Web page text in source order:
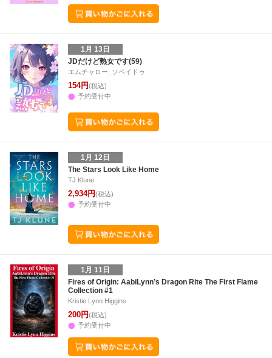
1月 13日
JDだけど熟女です(59)
エムチャロー, ソペイドゥ
154円(税込)
予約受付中
1月 12日
The Stars Look Like Home
TJ Klune
2,934円(税込)
予約受付中
1月 11日
Fires of Origin: AabiLynn’s Dragon Rite The First Flame
Collection #1
Kristie Lynn Higgins
200円(税込)
予約受付中